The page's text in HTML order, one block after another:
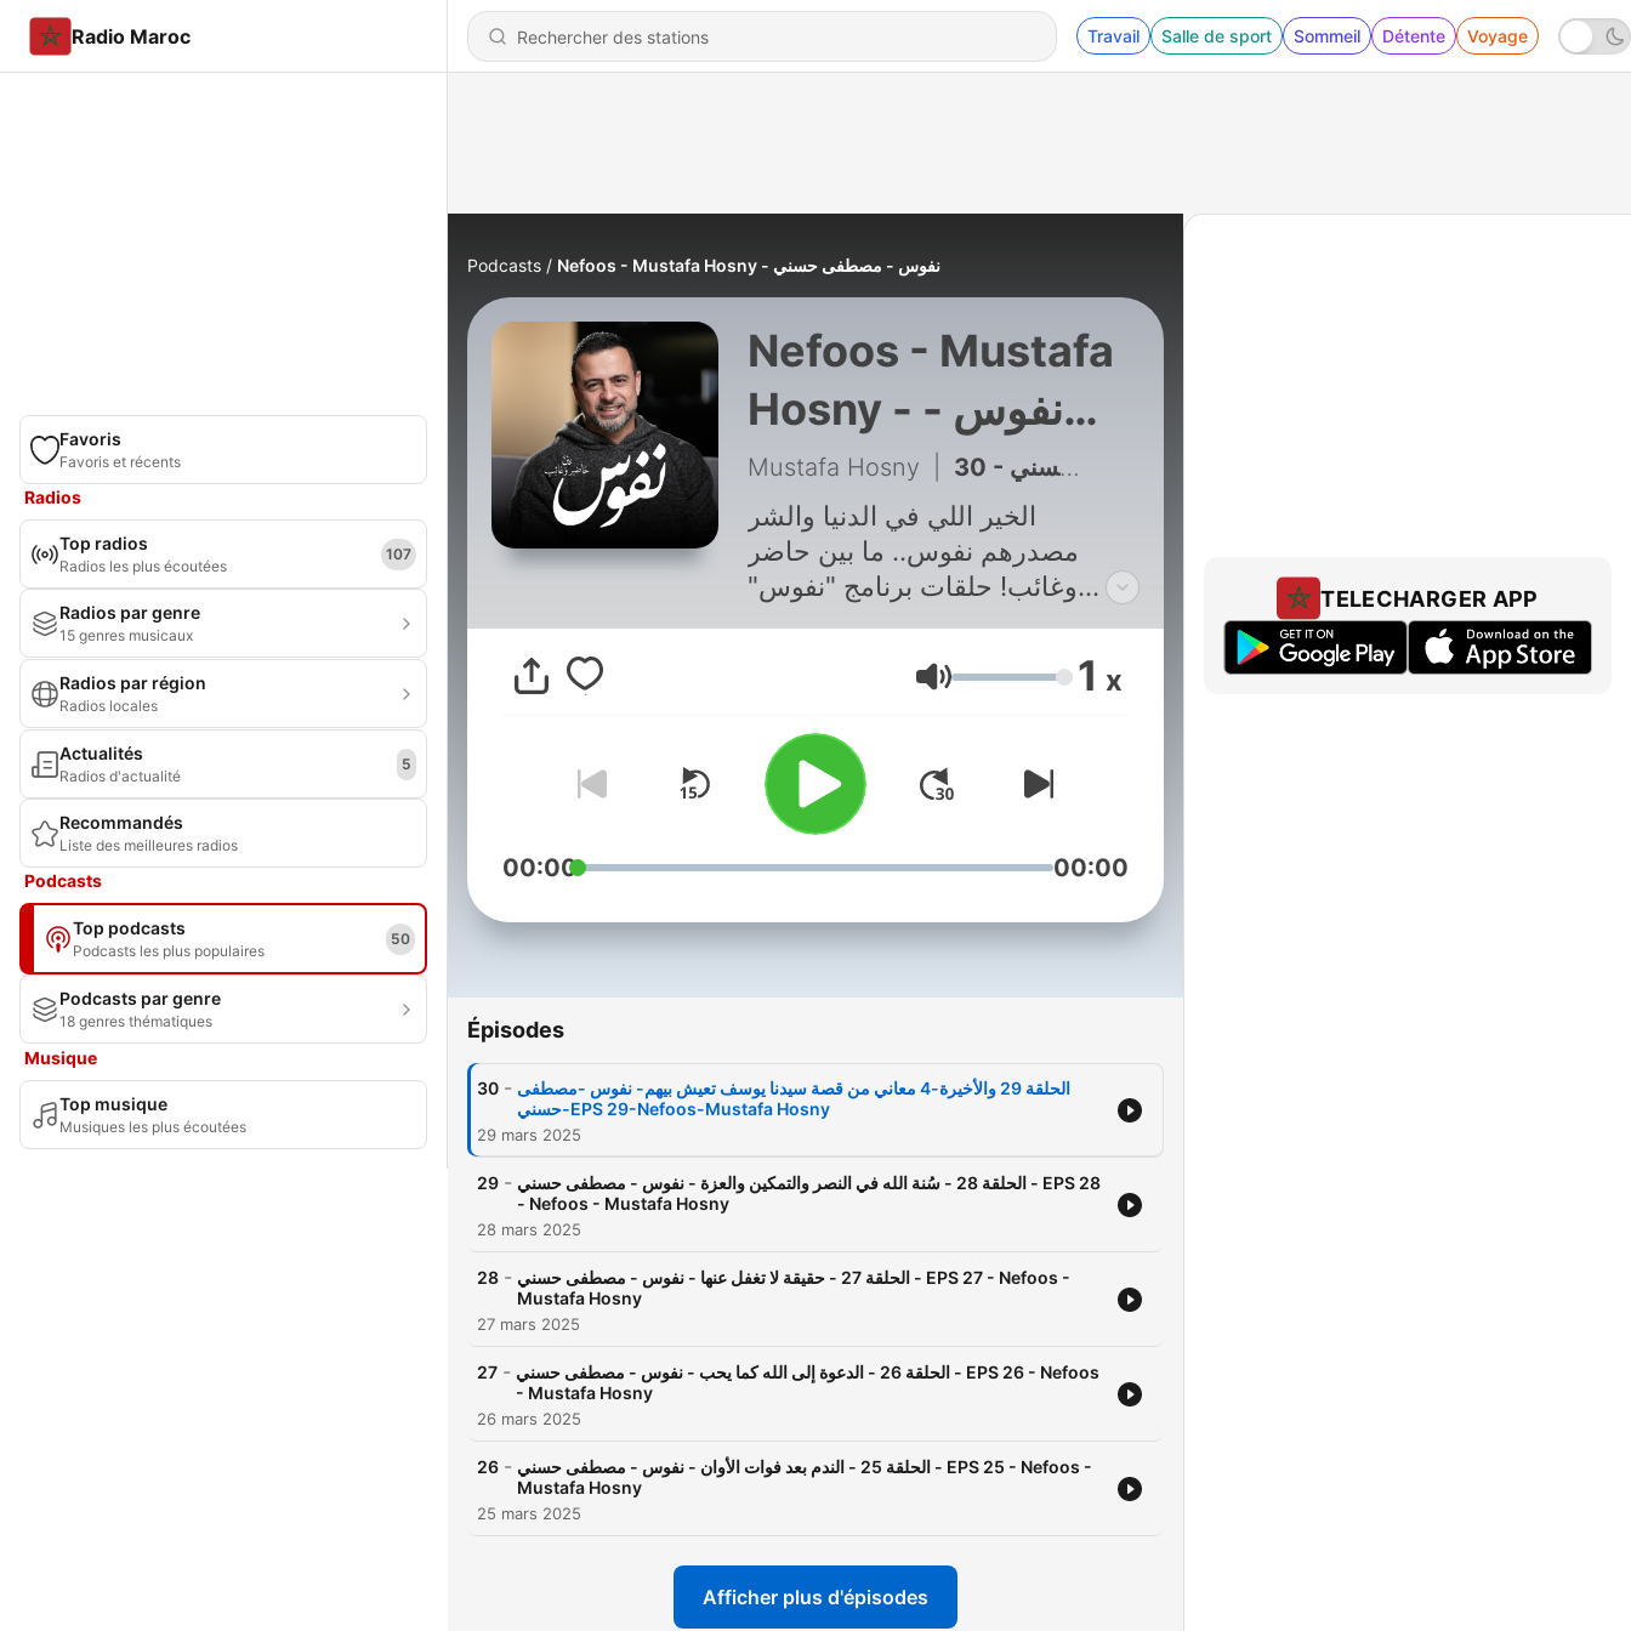
Radio Maroc Travail Salle de sport Sommeil Détente Voyage
Favoris
Favoris et récents
Radios
Top radios
Radios les plus écoutées
107
Radios par genre
15 genres musicaux
Radios par région
Radios locales
Actualités
Radios d'actualité
5
Recommandés
Liste des meilleures radios
Podcasts
Top podcasts
Podcasts les plus populaires
50
Podcasts par genre
18 genres thématiques
Musique
Top musique
Musiques les plus écoutées
Podcasts Nefoos - Mustafa Hosny - نفوس - مصطفى حسني
Nefoos - Mustafa
Hosny - نفوس -
مصطفى حسني
Mustafa Hosny
الخير اللي في الدنيا والشر
مصدرهم نفوس.. ما بين حاضر
وغائب! حلقات برنامج "نفوس"
للداعية مصطفى حسني - رمضان
Volume 1 x
00:00 00:00
Épisodes
30 - الحلقة 29 والأخيرة-4 معاني من قصة سيدنا يوسف تعيش بيهم- نفوس -مصطفى
حسني-EPS 29-Nefoos-Mustafa Hosny
29 mars 2025
29 - الحلقة 28 - سُنة الله في النصر والتمكين والعزة - نفوس - مصطفى حسني - EPS 28
- Nefoos - Mustafa Hosny
28 mars 2025
28 - الحلقة 27 - حقيقة لا تغفل عنها - نفوس - مصطفى حسني - EPS 27 - Nefoos -
Mustafa Hosny
27 mars 2025
27 - الحلقة 26 - الدعوة إلى الله كما يحب - نفوس - مصطفى حسني - EPS 26 - Nefoos
- Mustafa Hosny
26 mars 2025
26 - الحلقة 25 - الندم بعد فوات الأوان - نفوس - مصطفى حسني - EPS 25 - Nefoos -
Mustafa Hosny
25 mars 2025
Afficher plus d'épisodes
TELECHARGER APP